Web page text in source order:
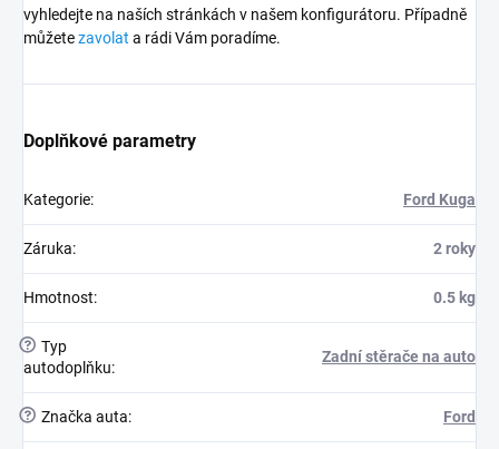
vyhledejte na naších stránkách v našem konfigurátoru. Případně
můžetezavolat a rádi Vám poradíme.
Doplňkové parametry
Kategorie: Ford Kuga
Záruka: 2 roky
Hmotnost: 0.5 kg
? Typ
autodoplňku:
Zadní stěrače na auto
? Značka auta: Ford